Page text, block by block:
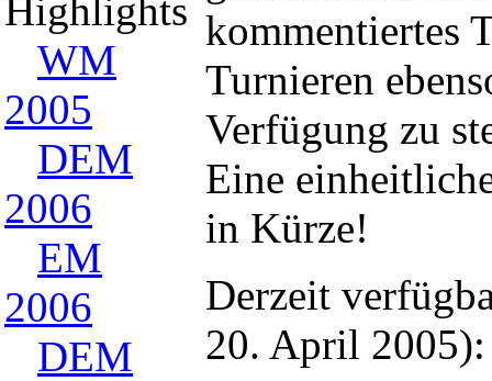
Highlights
WM
2005
DEM
2006
EM
2006
DEM
kommentiertes
Turnieren
Verfügung zu
Eine
in Kürze!
Derzeit
20. April 2005):